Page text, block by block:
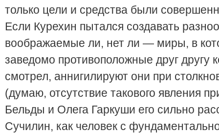
только цели и средства были
Если Курехин пытался создавать
воображаемые ли, нет ли — миры, в
заведомо противоположные друг другу
смотрел, аннигилируют они при
(думаю, отсутствие такового явления
Бельды и Олега Гаркуши его сильно
Сучилин, как человек с